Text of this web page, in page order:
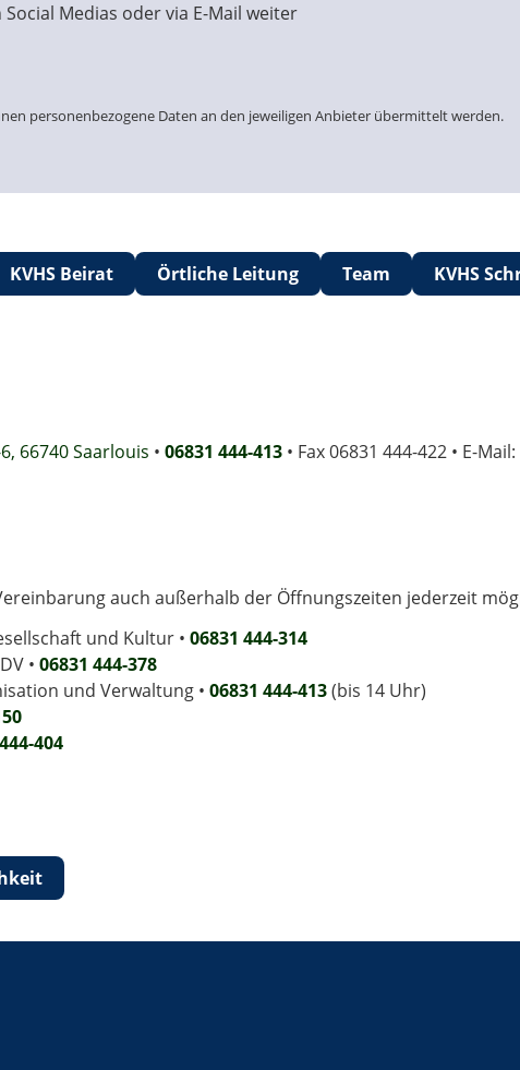
Medias oder via E-Mail weiter
personenbezogene Daten an den jeweiligen Anbieter übermittelt werden.
KVHS Beirat Örtliche Leitung Team KVHS
66740 Saarlouis • 06831 444-413 • Fax 06831 444-422 • E-Mail:
auch außerhalb der Öffnungszeiten jederzeit
und Kultur • 06831 444-314
• 06831 444-378
und Verwaltung • 06831 444-413(bis 14 Uhr)
404